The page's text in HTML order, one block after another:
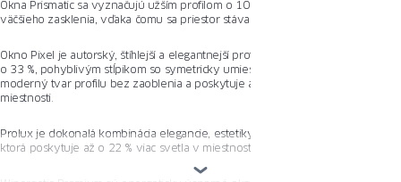
Okna Prismatic sa vyznačujú užším profilom o 10 mm, čo umožňuje použitie
väčšieho zasklenia, vďaka čomu sa priestor stáva svetlejším a pohodlnejším.
Okno Pixel je autorský, štíhlejší a elegantnejší profil, s jediným v Poľsku, užším
o 33 %, pohyblivým stĺpikom so symetricky umiestnenou kľučkou. Má
moderný tvar profilu bez zaoblenia a poskytuje až o 22 % viac svetla v
miestnosti.
Prolux je dokonalá kombinácia elegancie, estetiky a moderných technológií,
ktorá poskytuje až o 22 % viac svetla v miestnosti.